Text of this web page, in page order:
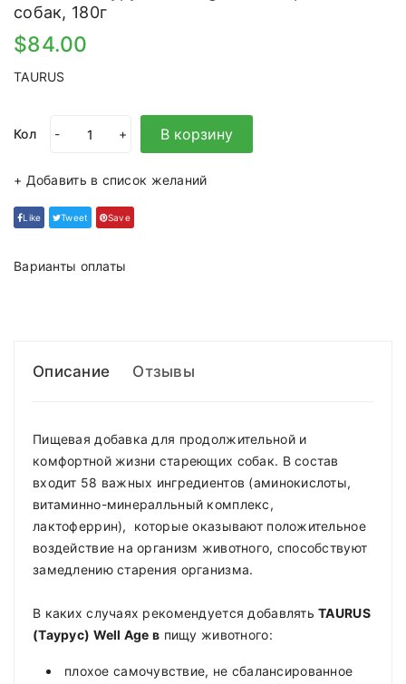
собак, 180г
$84.00
TAURUS
Кол - + В корзину
+ Добавить в список желаний
Like Tweet Save
Варианты оплаты
Описание Отзывы
Пищевая добавка для продолжительной и
комфортной жизни стареющих собак. В состав
входит 58 важных ингредиентов (аминокислоты,
витаминно-минералльный комплекс,
лактоферрин), которые оказывают положительное
воздействие на организм животного, способствуют
замедлению старения организма.
В каких случаях рекомендуется добавлять TAURUS
(Таурус) Well Age в пищу животного:
плохое самочувствие, не сбалансированное